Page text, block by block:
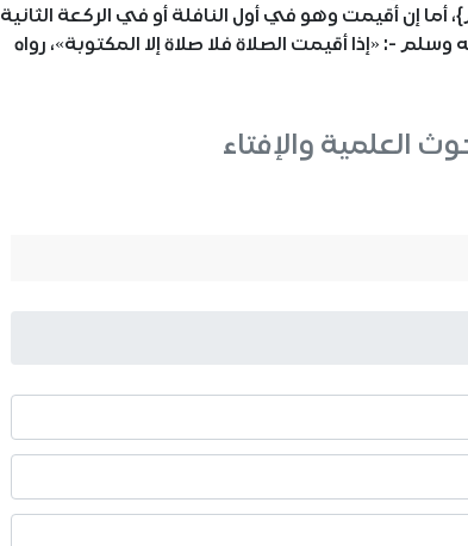
أما إن أقيمت وهو في أول النافلة أو في الركعة الثانية
-: «إذا أقيمت الصلاة فلا صلاة إلا المكتوبة»، رواه
العلمية والإفتاء